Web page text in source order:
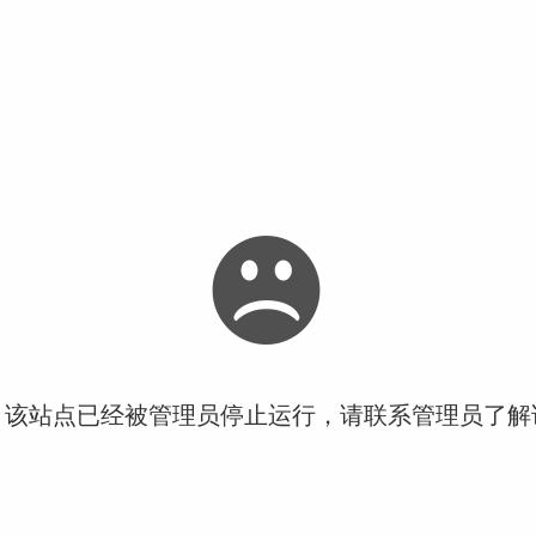
站点已经被管理员停止运行，请联系管理员了